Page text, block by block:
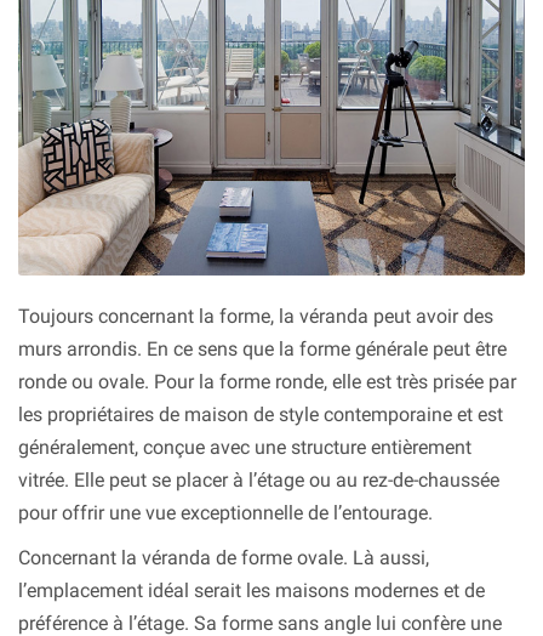
Toujours concernant la forme, la véranda peut avoir des
murs arrondis. En ce sens que la forme générale peut être
ronde ou ovale. Pour la forme ronde, elle est très prisée par
les propriétaires de maison de style contemporaine et est
généralement, conçue avec une structure entièrement
vitrée. Elle peut se placer à l’étage ou au rez-de-chaussée
pour offrir une vue exceptionnelle de l’entourage.
Concernant la véranda de forme ovale. Là aussi,
l’emplacement idéal serait les maisons modernes et de
préférence à l’étage. Sa forme sans angle lui confère une